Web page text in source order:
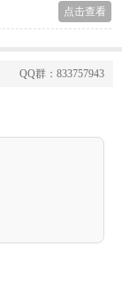
点击查看
QQ群：833757943